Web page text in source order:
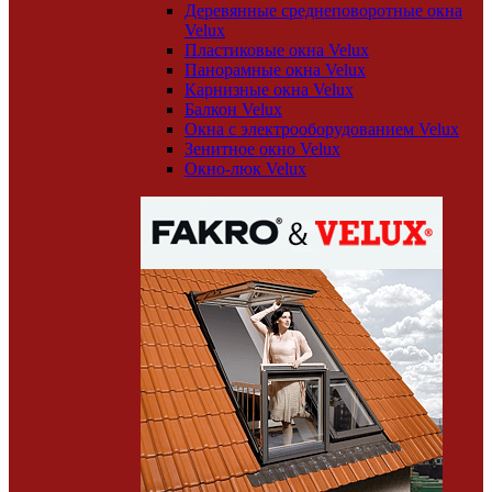
Деревянные среднеповоротные окна
Velux
Пластиковые окна Velux
Панорамные окна Velux
Карнизные окна Velux
Балкон Velux
Окна с электрооборудованием Velux
Зенитное окно Velux
Окно-люк Velux